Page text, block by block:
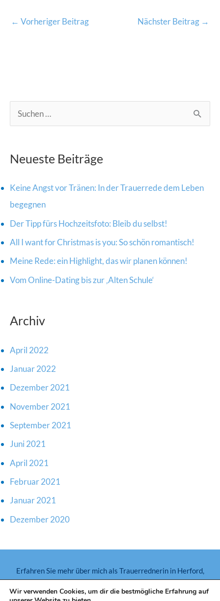
← Vorheriger Beitrag Nächster Beitrag →
u
h
n
n
a
c
h
:
Neueste Beiträge
Keine Angst vor Tränen: In der Trauerrede dem Leben
begegnen
Der Tipp fürs Hochzeitsfoto: Bleib du selbst!
All I want for Christmas is you: So schön romantisch!
Meine Rede: ein Highlight, das wir planen können!
Vom Online-Dating bis zur ‚Alten Schule‘
Archiv
April 2022
Januar 2022
Dezember 2021
November 2021
September 2021
Juni 2021
April 2021
Februar 2021
Januar 2021
Dezember 2020
Erfahren Sie mehr über mich als Trauerrednerin in Herford,
Schreiben Sie gern oder rufen Sie direkt an:
Wir verwenden Cookies, um dir die bestmögliche Erfahrung auf